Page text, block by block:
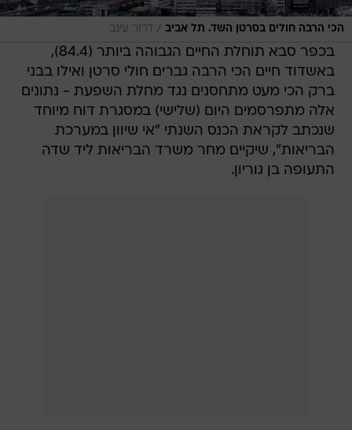
הכי הרבה חולים בסרטן השד. תל אביב / דרור עינב
בכפר סבא תוחלת החיים הגבוהה ביותר (84.4),
באשדוד חיים הכי הרבה גברים חולי סרטן ואילו בבני
ברק הכי מעט מתחסנים נגד מחלת השפעת - נתונים
אלה מתפרסמים היום (שלישי) במסגרת דוח מיוחד
שנכתב לקראת הכנס השנתי "אי שיוון במערכת
הבריאות", שיקיים מחר משרד הבריאות ליד שדה
התעופה בן גוריון.